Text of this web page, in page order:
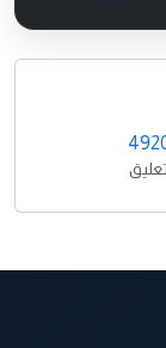
تعليق